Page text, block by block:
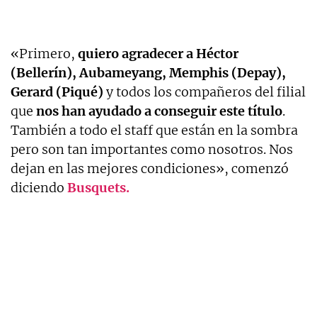
«Primero, quiero agradecer a Héctor
(Bellerín), Aubameyang, Memphis (Depay),
Gerard (Piqué) y todos los compañeros del filial
que nos han ayudado a conseguir este título.
También a todo el staff que están en la sombra
pero son tan importantes como nosotros. Nos
dejan en las mejores condiciones», comenzó
diciendo Busquets.